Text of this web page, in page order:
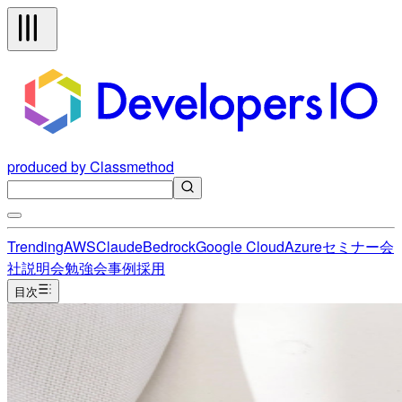
produced by Classmethod
TrendingAWSClaudeBedrockGoogle CloudAzureセミナー会
社説明会勉強会事例採用
目次